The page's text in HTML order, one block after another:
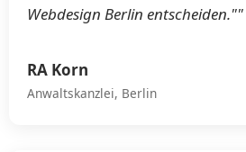
Webdesign Berlin entscheiden.""
RA Korn
Anwaltskanzlei, Berlin